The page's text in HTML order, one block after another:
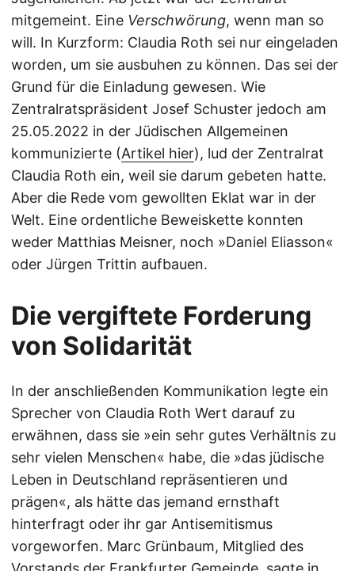
mitgemeint. Eine Verschwörung, wenn man so
will. In Kurzform: Claudia Roth sei nur eingeladen
worden, um sie ausbuhen zu können. Das sei der
Grund für die Einladung gewesen. Wie
Zentralratspräsident Josef Schuster jedoch am
25.05.2022 in der Jüdischen Allgemeinen
kommunizierte (Artikel hier), lud der Zentralrat
Claudia Roth ein, weil sie darum gebeten hatte.
Aber die Rede vom gewollten Eklat war in der
Welt. Eine ordentliche Beweiskette konnten
weder Matthias Meisner, noch »Daniel Eliasson«
oder Jürgen Trittin aufbauen.
Die vergiftete Forderung
von Solidarität
In der anschließenden Kommunikation legte ein
Sprecher von Claudia Roth Wert darauf zu
erwähnen, dass sie »ein sehr gutes Verhältnis zu
sehr vielen Menschen« habe, die »das jüdische
Leben in Deutschland repräsentieren und
prägen«, als hätte das jemand ernsthaft
hinterfragt oder ihr gar Antisemitismus
vorgeworfen. Marc Grünbaum, Mitglied des